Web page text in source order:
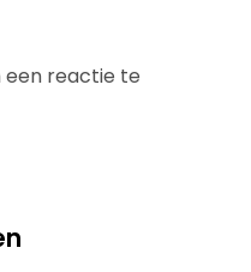
een reactie te